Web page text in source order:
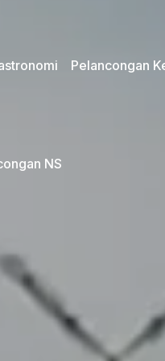
Pelancongan
NS